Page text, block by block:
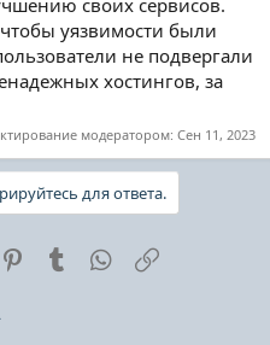
уязвимости были
не подвергали
хостингов, за
модератором: Сен 11, 2023
для ответа.
PinterestTumblr WhatsApp